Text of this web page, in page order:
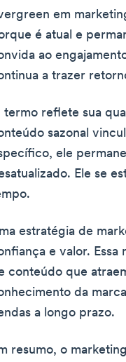
em
é atual e
ao
a trazer
termo reflete sua
sazonal
ele
Ele se
estratégia de
e valor.
conteúdo que
da
a longo prazo.
resumo, o